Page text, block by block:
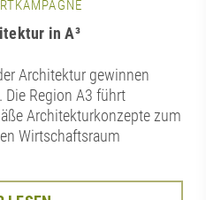
in A³
Architektur gewinnen
Region A3 führt
Architekturkonzepte zum
Wirtschaftsraum